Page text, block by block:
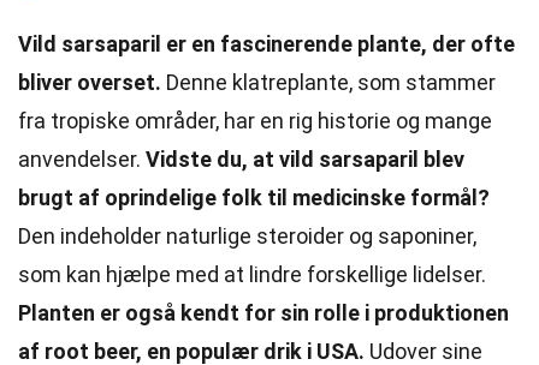
Vild sarsaparil er en fascinerende plante, der ofte
bliver overset. Denne klatreplante, som stammer
fra tropiske områder, har en rig historie og mange
anvendelser. Vidste du, at vild sarsaparil blev
brugt af oprindelige folk til medicinske formål?
Den indeholder naturlige steroider og saponiner,
som kan hjælpe med at lindre forskellige lidelser.
Planten er også kendt for sin rolle i produktionen
af root beer, en populær drik i USA. Udover sine